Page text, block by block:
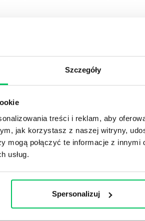
Szczegóły
treści i reklam, aby
jak korzystasz z naszej witryny,
mogą połączyć te informacje z innymi
usług.
Spersonalizuj
częste chwalenie oraz nagradzanie
sposobów
wynagrodzenie, premia oraz
świątecznych podarunków czy
w firmie przyjemnej i miłej
na dialog, czy zostały jasno
rolę odgrywa także zacunek
Ponadto na zachowanie
drobiazgów takich jak:
do spożywania posiłków w trakcie